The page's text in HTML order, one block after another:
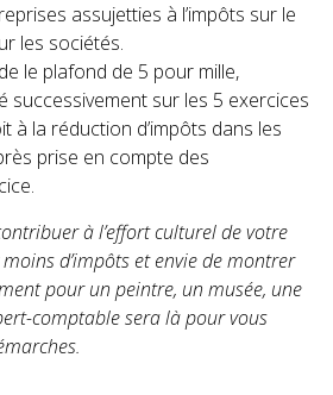
assujetties à l’impôts sur le
les sociétés.
le plafond de 5 pour mille,
successivement sur les 5 exercices
à la réduction d’impôts dans les
prise en compte des
à l’effort culturel de votre
d’impôts et envie de montrer
pour un peintre, un musée, une
comptable sera là pour vous